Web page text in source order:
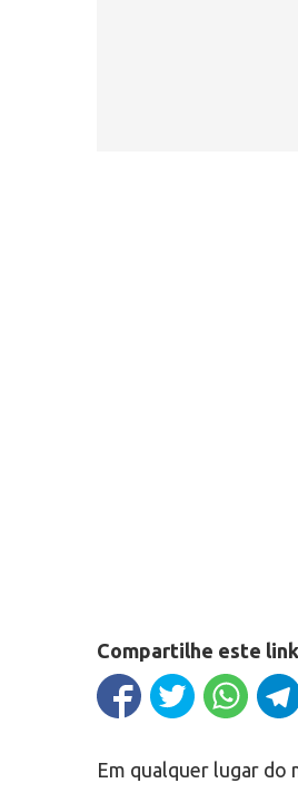
Compartilhe este
Em qualquer lugar do